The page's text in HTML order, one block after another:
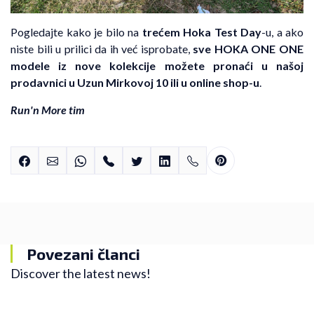
Pogledajte kako je bilo na trećem Hoka Test Day-u, a ako
niste bili u prilici da ih već isprobate, sve HOKA ONE ONE
modele iz nove kolekcije možete pronaći u našoj
prodavnici u Uzun Mirkovoj 10 ili u online shop-u.
Run'n More tim
Povezani članci
Discover the latest news!